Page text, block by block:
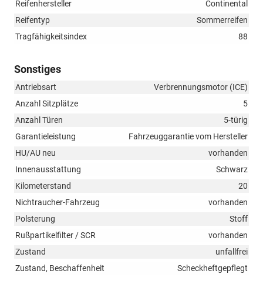
Reifenhersteller
Continental
Reifentyp
Sommerreifen
Tragfähigkeitsindex
88
Sonstiges
Antriebsart
Verbrennungsmotor (ICE)
Anzahl Sitzplätze
5
Anzahl Türen
5-türig
Garantieleistung
Fahrzeuggarantie vom Hersteller
HU/AU neu
vorhanden
Innenausstattung
Schwarz
Kilometerstand
20
Nichtraucher-Fahrzeug
vorhanden
Polsterung
Stoff
Rußpartikelfilter / SCR
vorhanden
Zustand
unfallfrei
Zustand, Beschaffenheit
Scheckheftgepflegt